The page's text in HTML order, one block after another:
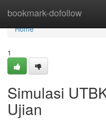
bookmark-dofollow
Home
Home
1
Simulasi
Ujian